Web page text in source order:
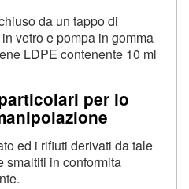
da un tappo di
vetro e pompa in gomma
LDPE contenente 10 ml
per lo
ed i rifiuti derivati da tale
smaltiti in conformita